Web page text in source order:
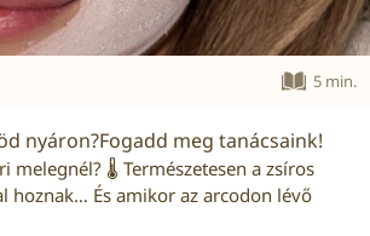
5 min.
nyáron?Fogadd meg tanácsaink!
melegnél? 🌡️ Természetesen a zsíros
hoznak… És amikor az arcodon lévő